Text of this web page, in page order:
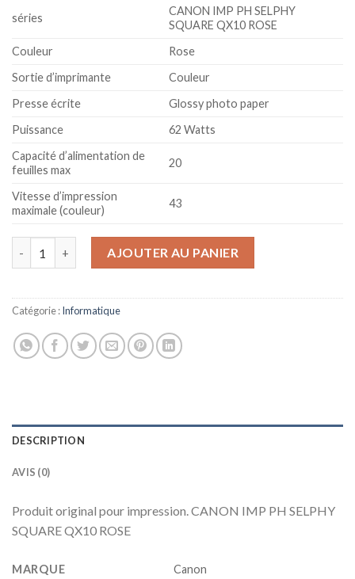
séries
CANON IMP PH SELPHY
SQUARE QX10 ROSE
Couleur
Rose
Sortie d’imprimante
Couleur
Presse écrite
Glossy photo paper
Puissance
62 Watts
Capacité d’alimentation de
feuilles max
20
Vitesse d’impression
maximale (couleur)
43
AJOUTER AU PANIER
Catégorie :Informatique
DESCRIPTION
AVIS (0)
Produit original pour impression. CANON IMP PH SELPHY
SQUARE QX10 ROSE
MARQUE
‎Canon